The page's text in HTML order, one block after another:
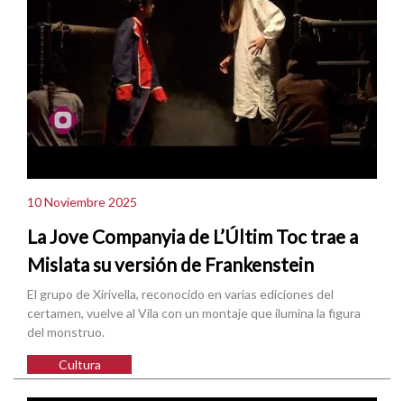
10 Noviembre 2025
La Jove Companyia de L’Últim Toc trae a
Mislata su versión de Frankenstein
El grupo de Xirivella, reconocido en varias ediciones del
certamen, vuelve al Vila con un montaje que ilumina la figura
del monstruo.
Cultura